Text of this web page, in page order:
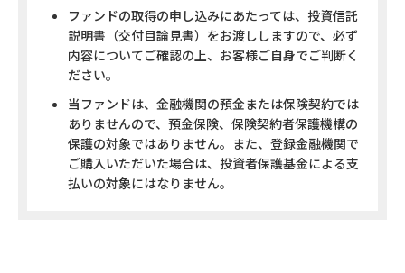
ファンドの取得の申し込みにあたっては、投資信託
説明書（交付目論見書）をお渡ししますので、必ず
内容についてご確認の上、お客様ご自身でご判断く
ださい。
当ファンドは、金融機関の預金または保険契約では
ありませんので、預金保険、保険契約者保護機構の
保護の対象ではありません。また、登録金融機関で
ご購入いただいた場合は、投資者保護基金による支
払いの対象にはなりません。